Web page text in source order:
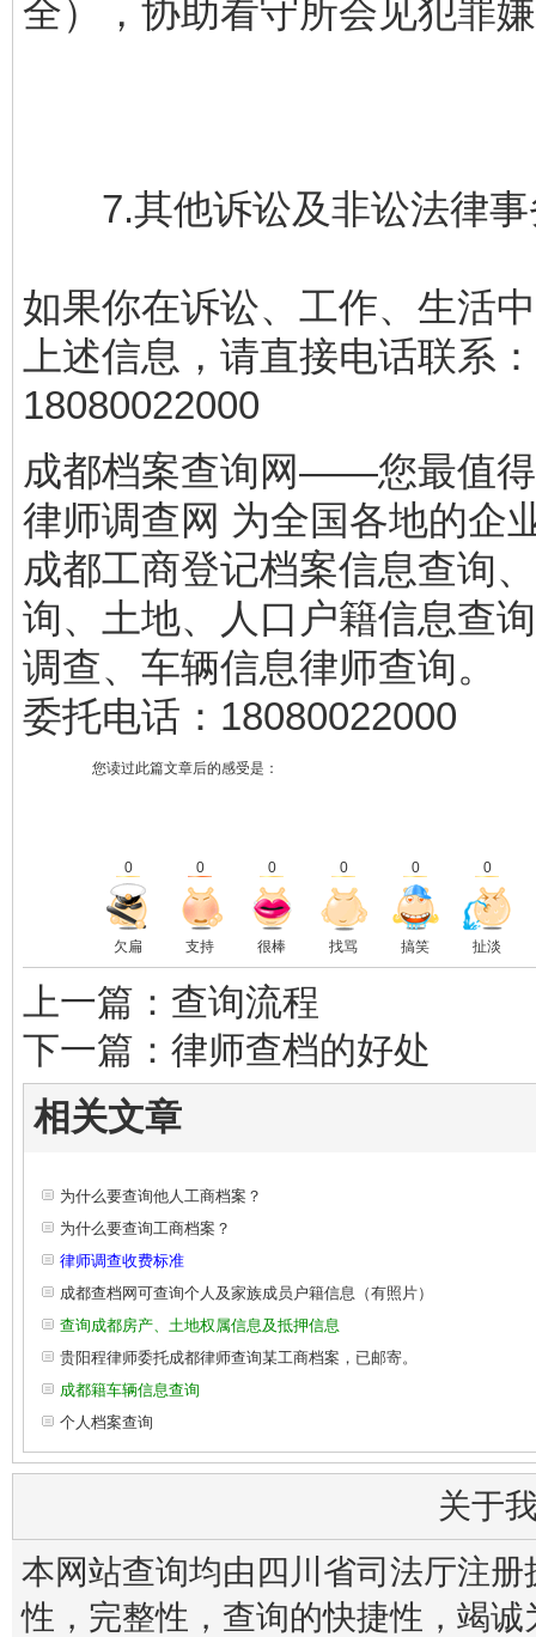
全），协助看守所会见犯罪
7.其他诉讼及非讼法律事
如果你在诉讼、工作、生活
上述信息，请直接电话联系：
18080022000
成都档案查询网——您最值
律师调查网 为全国各地的企
成都工商登记档案信息查询
询、土地、人口户籍信息查
调查、车辆信息律师查询。
委托电话：18080022000
您读过此篇文章后的感受是：
0 0 0 0 0 0
欠扁 支持 很棒 找骂 搞笑 扯淡
上一篇：查询流程
下一篇：律师查档的好处
相关文章
为什么要查询他人工商档案？
为什么要查询工商档案？
律师调查收费标准
成都查档网可查询个人及家族成员户籍信息（有照片）
查询成都房产、土地权属信息及抵押信息
贵阳程律师委托成都律师查询某工商档案，已邮寄。
成都籍车辆信息查询
个人档案查询
关于
本网站查询均由四川省司法厅注
性，完整性，查询的快捷性，竭